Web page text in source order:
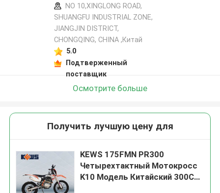
производителя
NO 10,XINGLONG ROAD,
SHUANGFU INDUSTRIAL ZONE,
JIANGJIN DISTRICT,
CHONGQING, CHINA ,Китай
5.0
Подтверженный
поставщик
Осмотрите больше
Получить лучшую цену для
KEWS 175FMN PR300
Четырехтактный Мотокросс
K10 Модель Китайский 300CC